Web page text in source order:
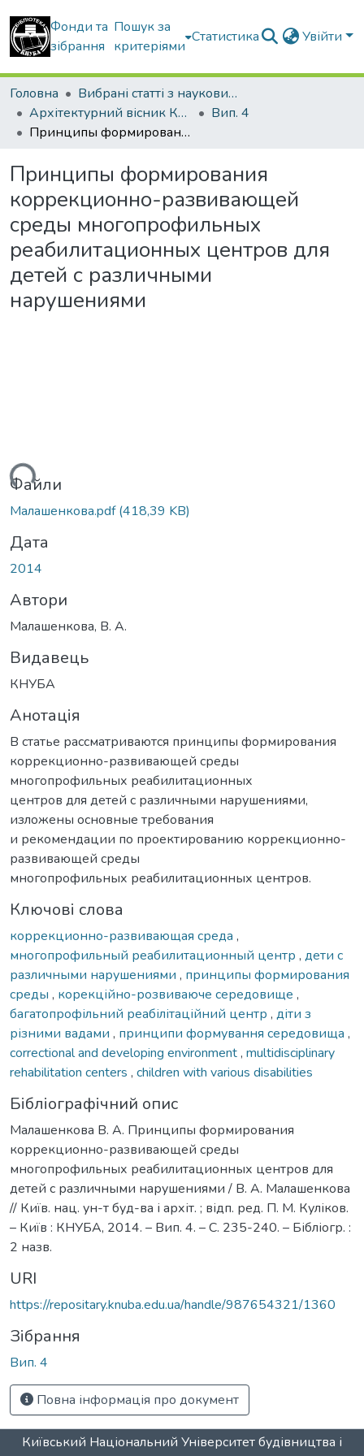
Фонди та
зібрання
Пошук за
критеріями
Статистика Увійти
Головна
Вибрані статті з наукових збірників КНУБА
Архітектурний вісник КНУБА
Вип. 4
Принципы формирования коррекционно-развивающей среды многопрофильных реабилитационных центров для детей с различными нарушениями
Принципы формирования
коррекционно-развивающей
среды многопрофильных
реабилитационных центров для
детей с различными
нарушениями
Файли
Малашенкова.pdf(418,39 KB)
Дата
2014
Автори
Малашенкова, В. А.
Видавець
КНУБА
Анотація
В статье рассматриваются принципы формирования
коррекционно-развивающей среды
многопрофильных реабилитационных
центров для детей с различными нарушениями,
изложены основные требования
и рекомендации по проектированию коррекционно-
развивающей среды
многопрофильных реабилитационных центров.
Ключові слова
коррекционно-развивающая среда ,
многопрофильный реабилитационный центр , дети с
различными нарушениями , принципы формирования
среды , корекційно-розвиваюче середовище ,
багатопрофільний реабілітаційний центр , діти з
різними вадами , принципи формування середовища ,
correctional and developing environment, multidisciplinary
rehabilitation centers , children with various disabilities
Бібліографічний опис
Малашенкова В. А. Принципы формирования
коррекционно-развивающей среды
многопрофильных реабилитационных центров для
детей с различными нарушениями / В. А. Малашенкова
// Київ. нац. ун-т буд-ва і архіт. ; відп. ред. П. М. Куліков.
– Київ : КНУБА, 2014. – Вип. 4. – С. 235-240. – Бібліогр. :
2 назв.
URI
https://repositary.knuba.edu.ua/handle/987654321/1360
Зібрання
Вип. 4
Повна інформація про документ
Київський Національний Університет будівництва і